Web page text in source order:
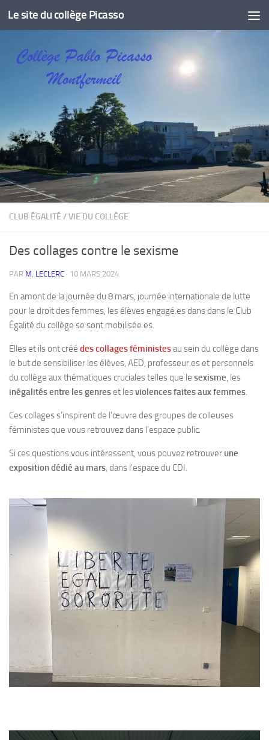
Skip to content
Le site du collège Picasso
CLUB ÉGALITÉ /VIE DU COLLÈGE
Des collages contre le sexisme
PAR M. LECLERC · 10 MARS 2024
En amont de la journée du 8 mars, journée internationale de lutte
pour le droit des femmes, les élèves engagé.es dans dans le Club
Égalité du collège se sont mobilisée.es.
Elles et ils ont créé des collages féministesau sein du collège dans
le but de sensibiliser les élèves, AED, professeur.es et personnels
du collège aux thématiques cruciales telles que le sexisme, les
inégalités entre les genreset lesviolences faites aux femmes.
Ces collages s’inspirent de l’œuvre des groupes de colleuses
féministes que vous retrouvez dans l’espace public.
Si ces questions vous intéressent, vous pouvez retrouver une
exposition dédié au mars, dans l’espace du CDI.